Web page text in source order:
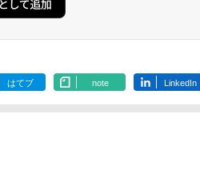
はてブ note LinkedIn